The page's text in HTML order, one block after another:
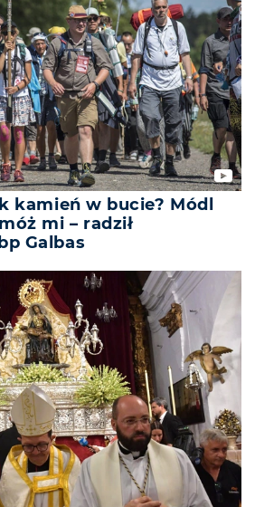
kamień w bucie? Módl
mi – radził
Galbas